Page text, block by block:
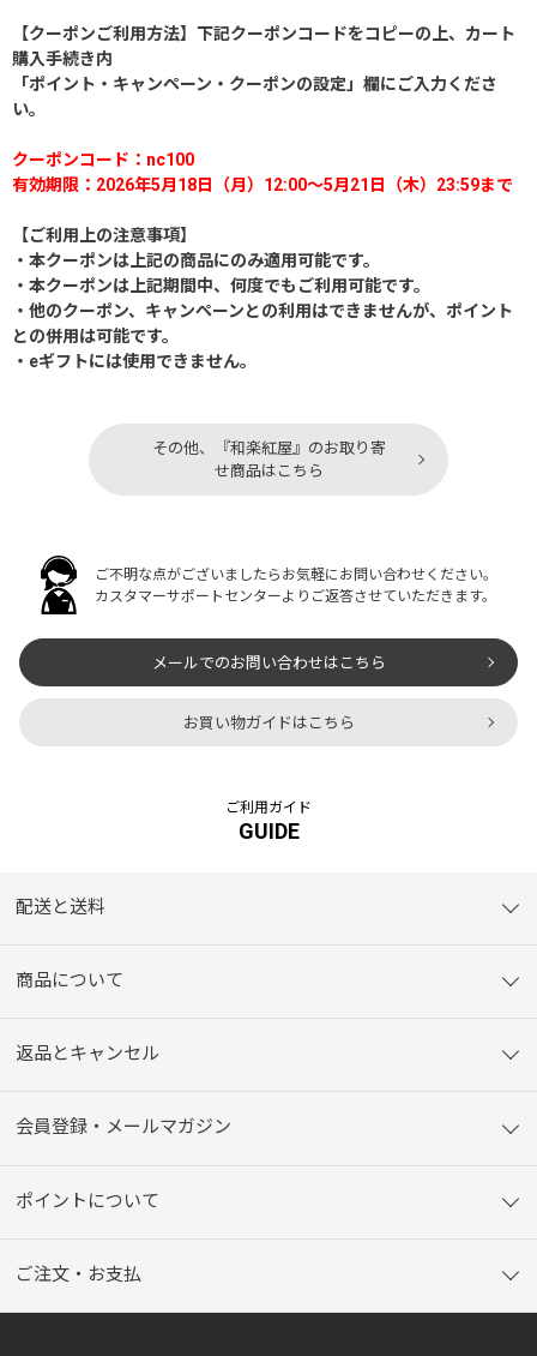
【クーポンご利用方法】下記クーポンコードをコピーの上、カート
購入手続き内
「ポイント・キャンペーン・クーポンの設定」欄にご入力くださ
い。
クーポンコード：nc100
有効期限：2026年5月18日（月）12:00～5月21日（木）23:59まで
【ご利用上の注意事項】
・本クーポンは上記の商品にのみ適用可能です。
・本クーポンは上記期間中、何度でもご利用可能です。
・他のクーポン、キャンペーンとの利用はできませんが、ポイント
との併用は可能です。
・eギフトには使用できません。
その他、『和楽紅屋』のお取り寄
せ商品はこちら
ご不明な点がございましたらお気軽にお問い合わせください。
カスタマーサポートセンターよりご返答させていただきます。
メールでのお問い合わせはこちら
お買い物ガイドはこちら
ご利用ガイド
GUIDE
配送と送料
商品について
返品とキャンセル
会員登録・メールマガジン
ポイントについて
ご注文・お支払